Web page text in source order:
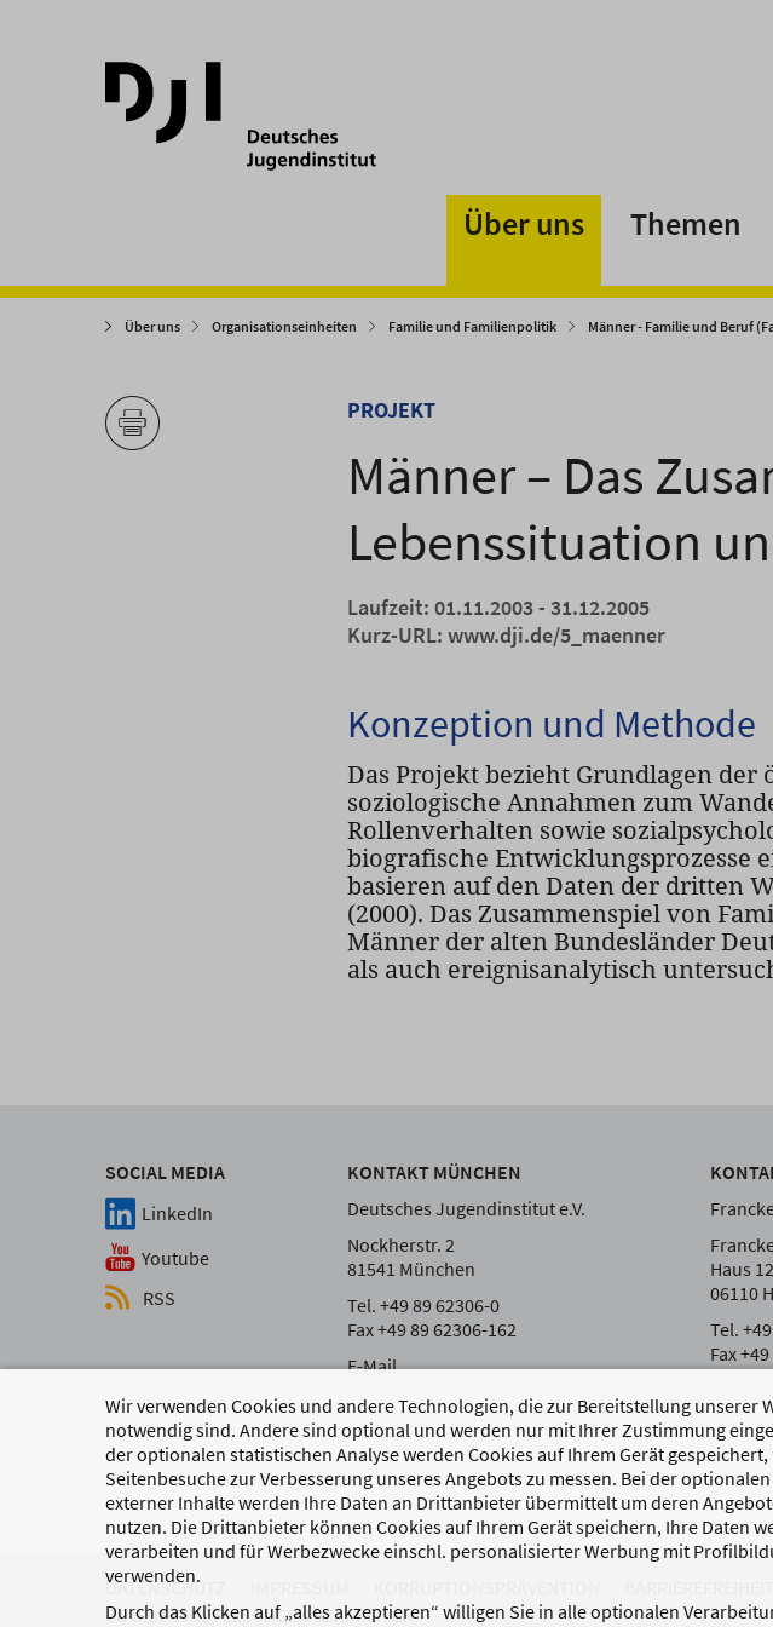
Über uns Themen
Wir verwenden Cookies und andere Technologien, die zur Bereitstellung unserer
notwendig sind. Andere sind optional und werden nur mit Ihrer Zustimmung
der optionalen statistischen Analyse werden Cookies auf Ihrem Gerät gespeichert,
Seitenbesuche zur Verbesserung unseres Angebots zu messen. Bei der
externer Inhalte werden Ihre Daten an Drittanbieter übermittelt um deren
nutzen. Die Drittanbieter können Cookies auf Ihrem Gerät speichern, Ihre Daten
verarbeiten und für Werbezwecke einschl. personalisierter Werbung mit
verwenden.
Durch das Klicken auf „alles akzeptieren“ willigen Sie in alle optionalen
Über uns Organisationseinheiten Familie und Familienpolitik Männer - Familie und Beruf
PROJEKT
Männer – Das
Lebenssituation
Laufzeit: 01.11.2003 - 31.12.2005
Kurz-URL: www.dji.de/5_maenner
Konzeption und Methode
Das Projekt bezieht Grundlagen der
soziologische Annahmen zum
Rollenverhalten sowie
biografische Entwicklungsprozesse
basieren auf den Daten der dritten
(2000). Das Zusammenspiel von
Männer der alten Bundesländer
als auch ereignisanalytisch
SOCIAL MEDIA
LinkedIn
Youtube
RSS
KONTAKT MÜNCHEN
Deutsches Jugendinstitut e.V.
Nockherstr. 2
81541 München
Tel. +49 89 62306-0
Fax +49 89 62306-162
E-Mail
Haus
06110
Tel.
Fax
DATENSCHUTZ
COOKIE-EINSTELLUNGEN BEARBEITEN